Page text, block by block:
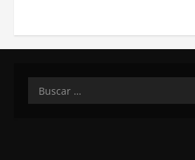
a
sBuscar: